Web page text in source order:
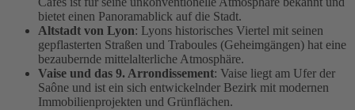
bietet einen Panoramablick auf die Stadt.
Altstadt von Lyon: Lyons historisches Viertel mit seinen
gepflasterten Straßen und Traboules (Geheimgängen) hat eine
bezaubernde mittelalterliche Atmosphäre.
Vaise und das 9. Arrondissement: Vaise liegt am Ufer der
Saône und ist ein sich entwickelnder Bezirk mit modernen
Immobilienprojekten und Grünflächen.